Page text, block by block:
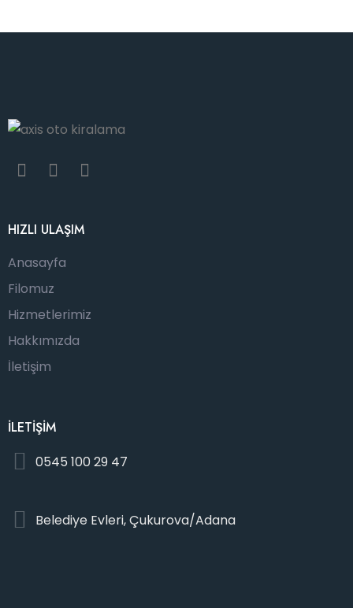
HIZLI ULAŞIM
Anasayfa
Filomuz
Hizmetlerimiz
Hakkımızda
İletişim
İLETİŞİM
0545 100 29 47
Belediye Evleri, Çukurova/Adana